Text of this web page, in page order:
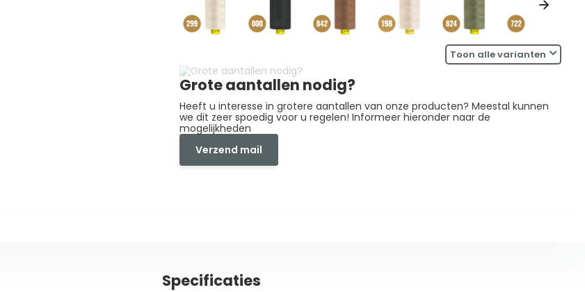
Toon alle varianten
Grote aantallen nodig?
Heeft u interesse in grotere aantallen van onze producten? Meestal kunnen
we dit zeer spoedig voor u regelen! Informeer hieronder naar de
mogelijkheden
Verzend mail
Specificaties